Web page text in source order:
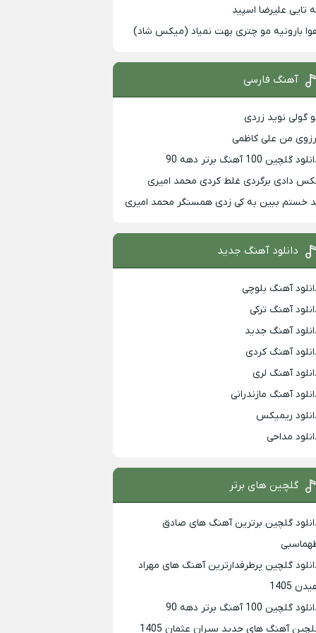
تایی علیرضا اسپید
بارونیه مو چتری بهت نمیاد (میکس شاد)
آهنگ فارسی
گولی نوید زردی
من علی کاظمی
گلچین 100 آهنگ برتر دهه 90
دادی برگردی غلط کردی محمد امیری
خستم ببین به کی زدی همسنگر محمد امیری
دانلود آهنگ جدید
آهنگ بلوچی
آهنگ ترکی
آهنگ جدید
آهنگ کردی
آهنگ لری
آهنگ مازندرانی
ریمیکس
مداحی
گلچین های برتر
گلچین برترین آهنگ های صادق
گلچین پرطرفدارترین آهنگ های مهراد
1405
گلچین 100 آهنگ برتر دهه 90
آهنگ های جدید سیران عثمان 1405